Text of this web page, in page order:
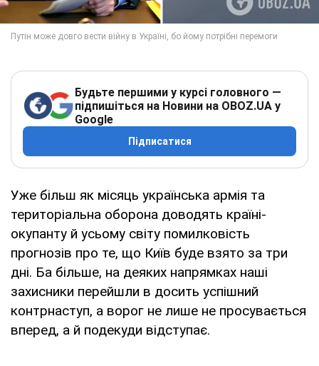
Будьте першими у курсі головного —
підпишіться на Новини на OBOZ.UA у
Google
Підписатися
Уже більш як місяць українська армія та
територіальна оборона доводять країні-
окупанту й усьому світу помилковість
прогнозів про те, що Київ буде взято за три
дні. Ба більше, на деяких напрямках наші
захисники перейшли в досить успішний
контрнаступ, а ворог не лише не просувається
вперед, а й подекуди відступає.